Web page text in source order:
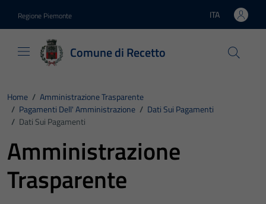
Regione Piemonte Lingua attiva:
ITA
Comune di Recetto
Home / Amministrazione Trasparente
/ Pagamenti Dell' Amministrazione / Dati Sui Pagamenti
/ Dati Sui Pagamenti
Amministrazione
Trasparente